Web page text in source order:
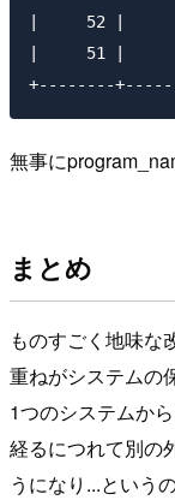
|     52 |
|     51 |
無事に
まとめ
ものすごく地味な
重ねがシステムの
1つのシステムか
経るにつれて別の
うになり...という